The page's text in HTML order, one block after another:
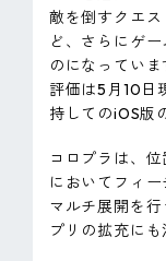
敵を倒すクエ
ど、さらにゲ
のになってい
評価は5月10日
持してのiOS版
コロプラは、
においてフィ
マルチ展開を
プリの拡充にも